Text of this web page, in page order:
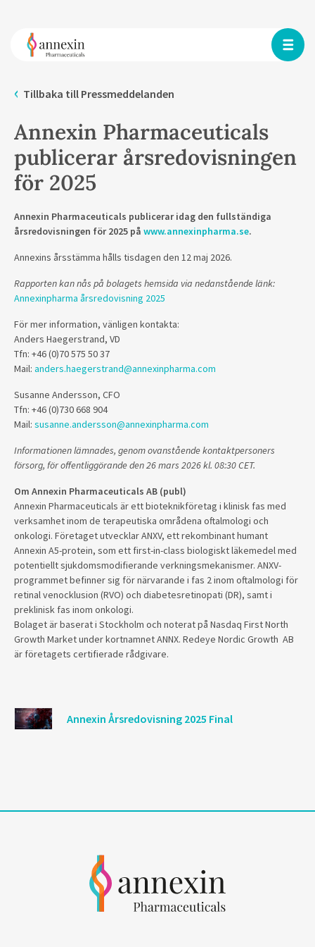
Tillbaka till Pressmeddelanden
Annexin Pharmaceuticals
publicerar årsredovisningen
för 2025
Annexin Pharmaceuticals publicerar idag den fullständiga
årsredovisningen för 2025 på www.annexinpharma.se.
Annexins årsstämma hålls tisdagen den 12 maj 2026.
Rapporten kan nås på bolagets hemsida via nedanstående länk:
Annexinpharma årsredovisning 2025
För mer information, vänligen kontakta:
Anders Haegerstrand, VD
Tfn: +46 (0)70 575 50 37
Mail: anders.haegerstrand@annexinpharma.com
Susanne Andersson, CFO
Tfn: +46 (0)730 668 904
Mail: susanne.andersson@annexinpharma.com
Informationen lämnades, genom ovanstående kontaktpersoners
försorg, för offentliggörande den 26 mars 2026 kl. 08:30 CET.
Om Annexin Pharmaceuticals AB (publ)
Annexin Pharmaceuticals är ett bioteknikföretag i klinisk fas med
verksamhet inom de terapeutiska områdena oftalmologi och
onkologi. Företaget utvecklar ANXV, ett rekombinant humant
Annexin A5-protein, som ett first-in-class biologiskt läkemedel med
potentiellt sjukdomsmodifierande verkningsmekanismer. ANXV-
programmet befinner sig för närvarande i fas 2 inom oftalmologi för
retinal venocklusion (RVO) och diabetesretinopati (DR), samt i
preklinisk fas inom onkologi.
Bolaget är baserat i Stockholm och noterat på Nasdaq First North
Growth Market under kortnamnet ANNX. Redeye Nordic Growth AB
är företagets certifierade rådgivare.
Annexin Årsredovisning 2025 Final